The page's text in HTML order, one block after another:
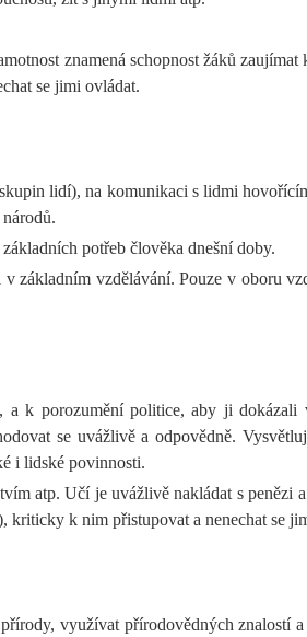
znamená schopnost žáků
se jimi ovládat.
lidí), na komunikaci s lidmi
potřeb člověka dnešní doby.
základním vzdělávání. Pouze v oboru
k porozumění politice, aby ji
se uvážlivě a odpovědně.
i lidské povinnosti.
atp. Učí je uvážlivě nakládat s
k nim přistupovat a nenechat se
využívat přírodovědných znalostí